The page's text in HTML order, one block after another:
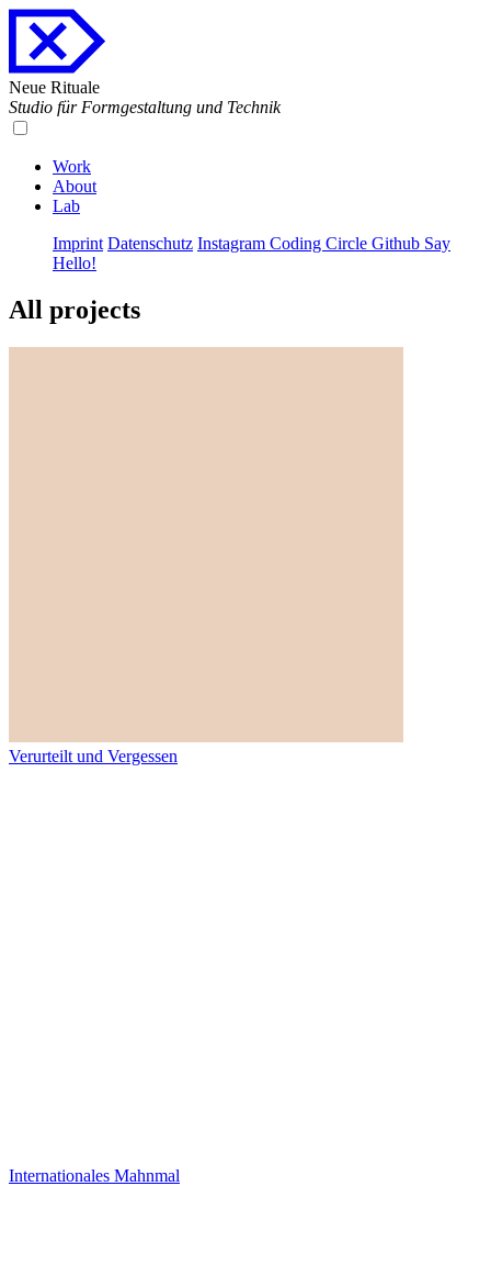
Neue Rituale
Studio für Formgestaltung und Technik
Work
About
Lab
Imprint Datenschutz Instagram Coding Circle Github Say
Hello!
All projects
Verurteilt und Vergessen
Internationales Mahnmal